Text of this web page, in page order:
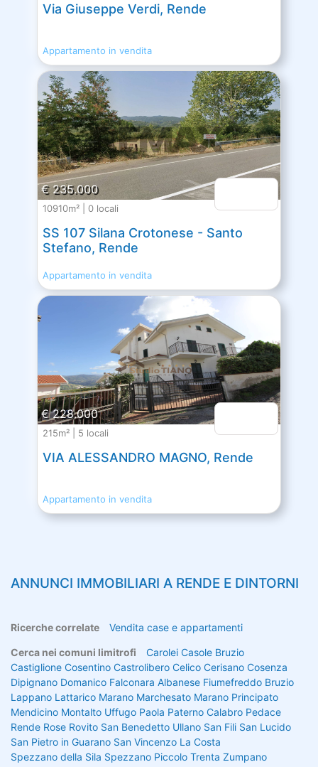
Via Giuseppe Verdi, Rende
Appartamento in vendita
€ 235.000
10910m² | 0 locali
SS 107 Silana Crotonese - Santo
Stefano, Rende
Appartamento in vendita
€ 228.000
215m² | 5 locali
VIA ALESSANDRO MAGNO, Rende
Appartamento in vendita
ANNUNCI IMMOBILIARI A RENDE E DINTORNI
Ricerche correlate Vendita case e appartamenti
Cerca nei comuni limitrofi Carolei Casole Bruzio
Castiglione Cosentino Castrolibero Celico Cerisano Cosenza
Dipignano Domanico Falconara Albanese Fiumefreddo Bruzio
Lappano Lattarico Marano Marchesato Marano Principato
Mendicino Montalto Uffugo Paola Paterno Calabro Pedace
Rende Rose Rovito San Benedetto Ullano San Fili San Lucido
San Pietro in Guarano San Vincenzo La Costa
Spezzano della Sila Spezzano Piccolo Trenta Zumpano